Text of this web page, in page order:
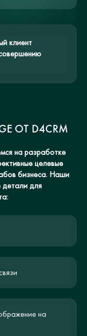
клиент
ОТ D4CRM
на разработке
целевые
бизнеса. Наши
детали для
на